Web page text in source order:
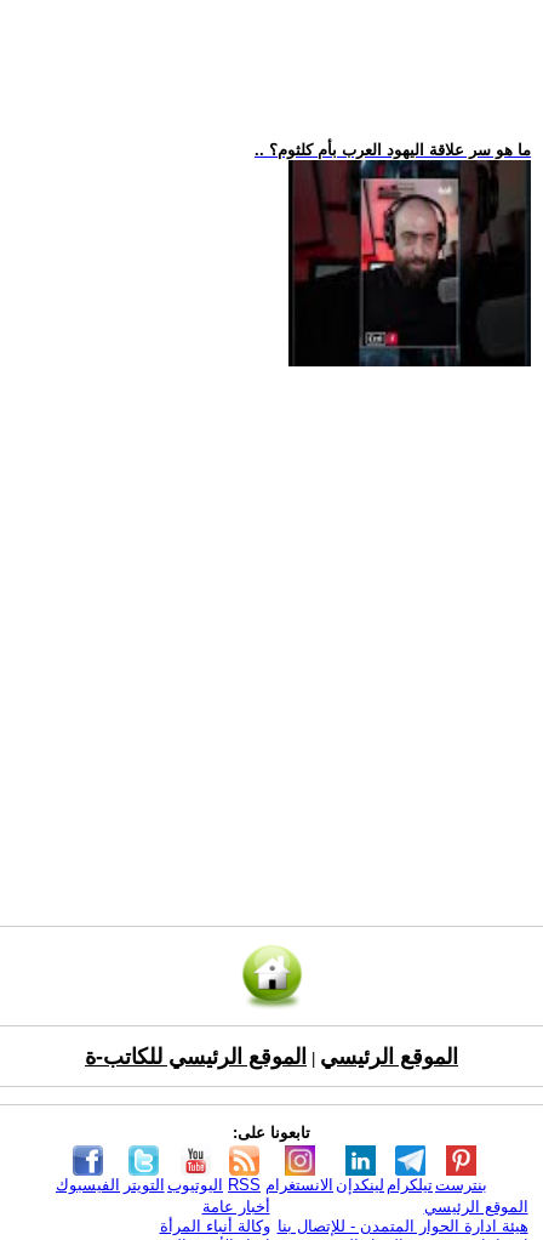
.. ما هو سر علاقة اليهود العرب بأم كلثوم؟
الموقع الرئيسي الموقع الرئيسي للكاتب-ة
تابعونا على:
الفيسبوك التويتر اليوتيوب RSS الانستغرام لينكدإن تيلكرامبنترست
الموقع الرئيسي
هيئة ادارة الحوار المتمدن - للإتصال بنا
أخبار عامة
وكالة أنباء المرأة